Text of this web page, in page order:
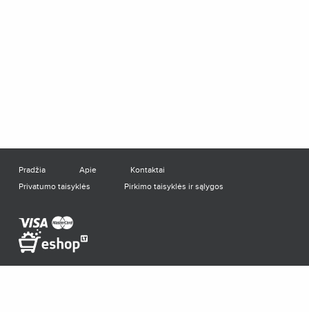
Pradžia Apie
Kontaktai
Privatumo taisyklės
Pirkimo taisyklės ir sąlygos